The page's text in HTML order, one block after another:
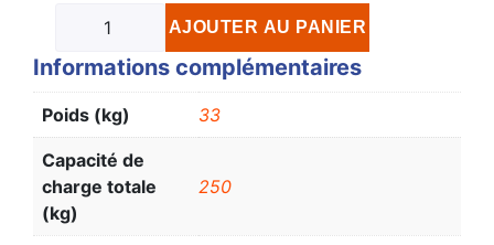
AJOUTER AU PANIER
Informations complémentaires
Poids (kg) 33
Capacité de
charge totale
(kg)
250